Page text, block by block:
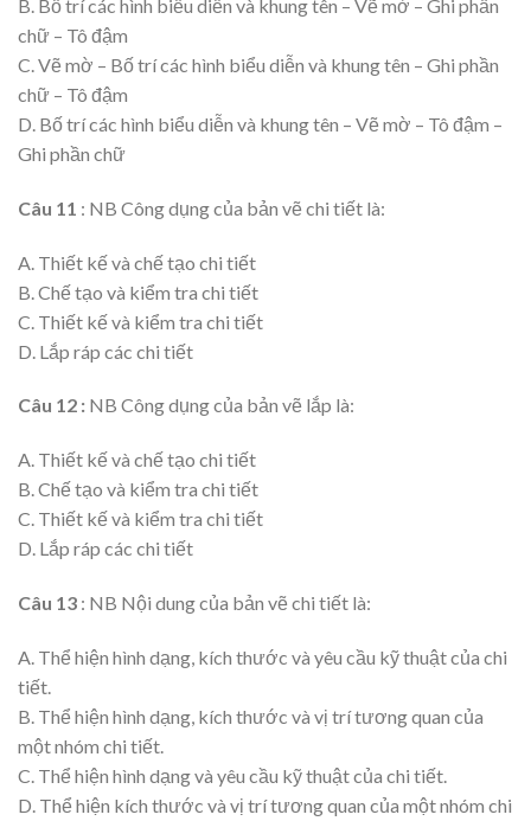
B. Bố trí các hình biểu diễn và khung tên – Vẽ mờ – Ghi phần
chữ – Tô đậm
C. Vẽ mờ – Bố trí các hình biểu diễn và khung tên – Ghi phần
chữ – Tô đậm
D. Bố trí các hình biểu diễn và khung tên – Vẽ mờ – Tô đậm –
Ghi phần chữ
Câu 11 : NB Công dụng của bản vẽ chi tiết là:
A. Thiết kế và chế tạo chi tiết
B. Chế tạo và kiểm tra chi tiết
C. Thiết kế và kiểm tra chi tiết
D. Lắp ráp các chi tiết
Câu 12 : NB Công dụng của bản vẽ lắp là:
A. Thiết kế và chế tạo chi tiết
B. Chế tạo và kiểm tra chi tiết
C. Thiết kế và kiểm tra chi tiết
D. Lắp ráp các chi tiết
Câu 13 : NB Nội dung của bản vẽ chi tiết là:
A. Thể hiện hình dạng, kích thước và yêu cầu kỹ thuật của chi
tiết.
B. Thể hiện hình dạng, kích thước và vị trí tương quan của
một nhóm chi tiết.
C. Thể hiện hình dạng và yêu cầu kỹ thuật của chi tiết.
D. Thể hiện kích thước và vị trí tương quan của một nhóm chi